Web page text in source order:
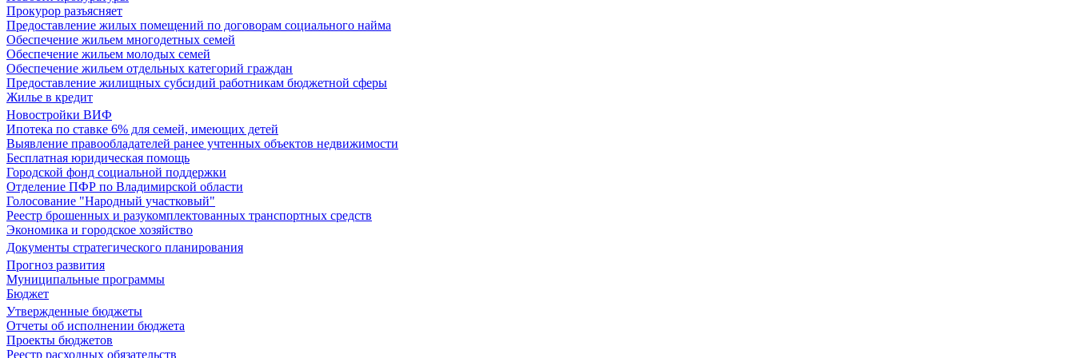
Прокурор разъясняет
Предоставление жилых помещений по договорам социального найма
Обеспечение жильем многодетных семей
Обеспечение жильем молодых семей
Обеспечение жильем отдельных категорий граждан
Предоставление жилищных субсидий работникам бюджетной сферы
Жилье в кредит
Новостройки ВИФ
Ипотека по ставке 6% для семей, имеющих детей
Выявление правообладателей ранее учтенных объектов недвижимости
Бесплатная юридическая помощь
Городской фонд социальной поддержки
Отделение ПФР по Владимирской области
Голосование "Народный участковый"
Реестр брошенных и разукомплектованных транспортных средств
Экономика и городское хозяйство
Документы стратегического планирования
Прогноз развития
Муниципальные программы
Бюджет
Утвержденные бюджеты
Отчеты об исполнении бюджета
Проекты бюджетов
Реестр расходных обязательств